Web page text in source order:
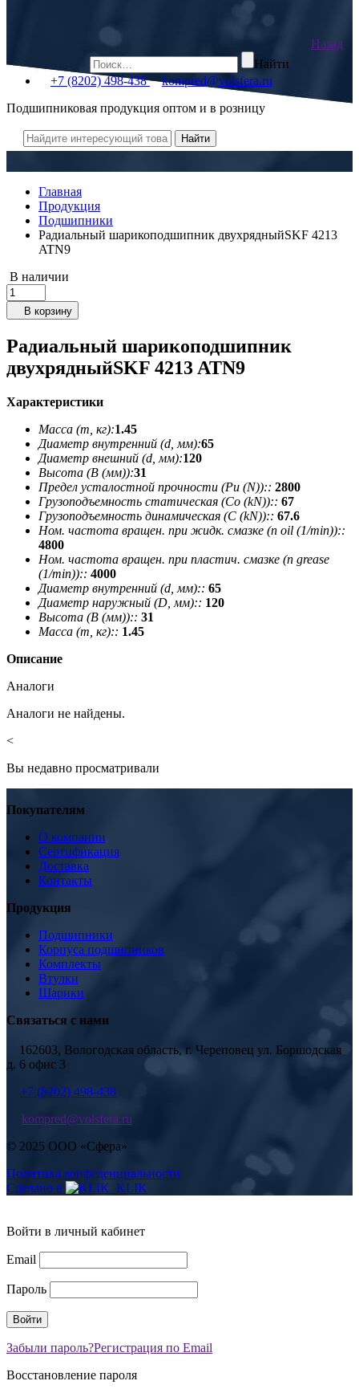
Назад
Найти
+7 (8202) 498-438
kompred@volsfera.ru
Подшипниковая продукция оптом и в розницу
Главная
Продукция
Подшипники
Радиальный шарикоподшипник двухрядныйSKF 4213
ATN9
В наличии
В корзину
Радиальный шарикоподшипник
двухрядныйSKF 4213 ATN9
Характеристики
Масса (m, кг):1.45
Диаметр внутренний (d, мм):65
Диаметр внешний (d, мм):120
Высота (В (мм)):31
Предел усталостной прочности (Pu (N)):: 2800
Грузоподъемность статическая (Co (kN)):: 67
Грузоподъемность динамическая (C (kN)):: 67.6
Ном. частота вращен. при жидк. смазке (n oil (1/min))::
4800
Ном. частота вращен. при пластич. смазке (n grease
(1/min)):: 4000
Диаметр внутренний (d, мм):: 65
Диаметр наружный (D, мм):: 120
Высота (В (мм)):: 31
Масса (m, кг):: 1.45
Описание
Аналоги
Аналоги не найдены.
<
Вы недавно просматривали
Покупателям
О компании
Сертификация
Доставка
Контакты
Продукция
Подшипники
Корпуса подшипников
Комплекты
Втулки
Шарики
Связаться с нами
162603, Вологодская область, г. Череповец ул. Боршодская
д. 6 офис 3
+7 (8202) 498-438
kompred@volsfera.ru
© 2025 ООО «Сфера»
Политика конфеденциальности
Сделано в
Войти в личный кабинет
Email
Пароль
Забыли пароль?Регистрация по Email
Восстановление пароля